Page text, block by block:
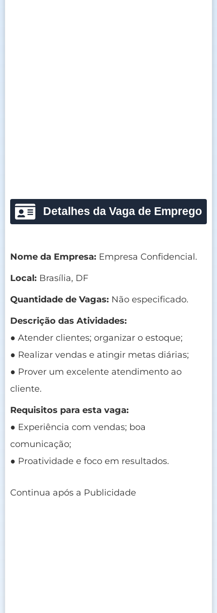
Detalhes da Vaga de Emprego
Nome da Empresa: Empresa Confidencial.
Local: Brasília, DF
Quantidade de Vagas: Não especificado.
Descrição das Atividades:
● Atender clientes; organizar o estoque;
● Realizar vendas e atingir metas diárias;
● Prover um excelente atendimento ao
cliente.
Requisitos para esta vaga:
● Experiência com vendas; boa
comunicação;
● Proatividade e foco em resultados.
Continua após a Publicidade